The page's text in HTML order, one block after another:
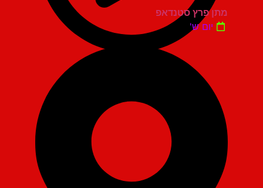
מתן פרץ סטנדאפ
יום ש'